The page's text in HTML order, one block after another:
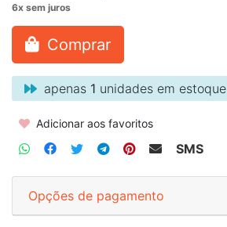
Comprar
apenas 1 unidades em estoque
Adicionar aos favoritos
SMS
Opções de pagamento